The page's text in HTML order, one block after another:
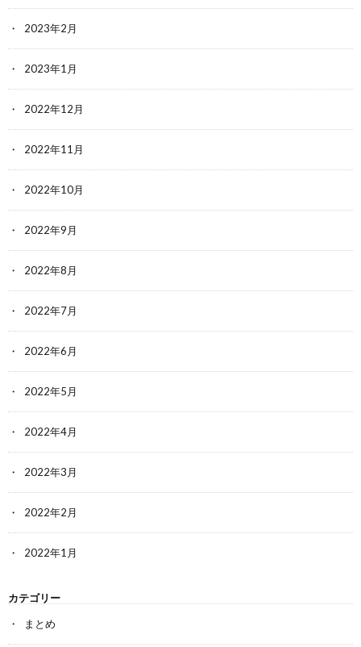
2023年2月
2023年1月
2022年12月
2022年11月
2022年10月
2022年9月
2022年8月
2022年7月
2022年6月
2022年5月
2022年4月
2022年3月
2022年2月
2022年1月
カテゴリー
まとめ